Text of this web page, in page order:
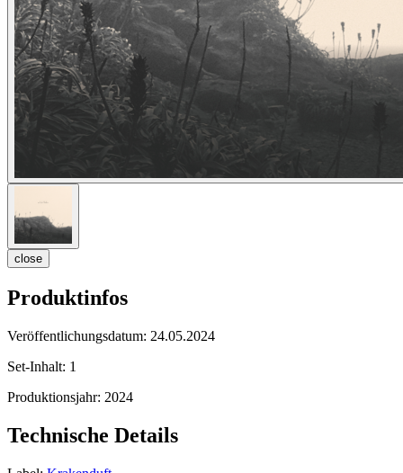
close
Produktinfos
Veröffentlichungsdatum: 24.05.2024
Set-Inhalt: 1
Produktionsjahr: 2024
Technische Details